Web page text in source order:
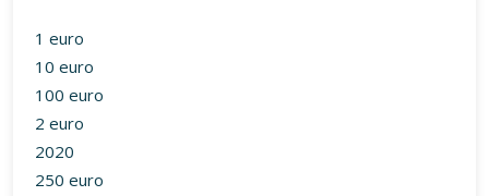
1 euro
10 euro
100 euro
2 euro
2020
250 euro